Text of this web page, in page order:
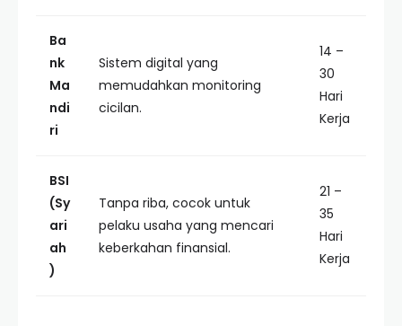
Ba
nk
Ma
ndi
ri
Sistem digital yang
memudahkan monitoring
cicilan.
14 –
30
Hari
Kerja
BSI
(Sy
ari
ah
)
Tanpa riba, cocok untuk
pelaku usaha yang mencari
keberkahan finansial.
21 –
35
Hari
Kerja